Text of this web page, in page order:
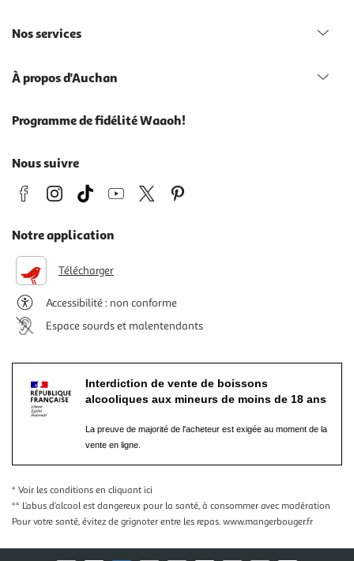
Nos services
À propos d'Auchan
Programme de fidélité Waaoh!
Nous suivre
Notre application
Télécharger
Accessibilité : non conforme
Espace sourds et malentendants
Interdiction de vente de boissons
alcooliques aux mineurs de moins de 18 ans
La preuve de majorité de l'acheteur est exigée au moment de la
vente en ligne.
* Voir les conditions en cliquant ici
** L’abus d’alcool est dangereux pour la santé, à consommer avec modération
Pour votre santé, évitez de grignoter entre les repas. www.mangerbouger.fr